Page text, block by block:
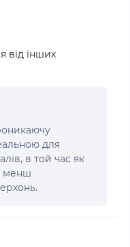
від інших
для
в той час як
менш